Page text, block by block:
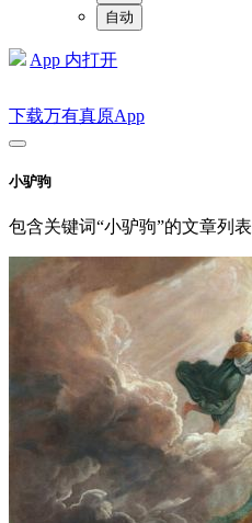
自动
App 内打开
下载万有真原App
小驴驹
包含关键词“小驴驹”的文章列表